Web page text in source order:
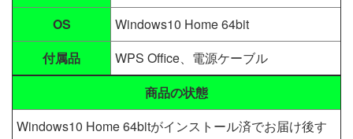
OS
Windows10 Home 64bit
付属品
WPS Office、電源ケーブル
商品の状態
Windows10 Home 64bitがインストール済でお届け後す